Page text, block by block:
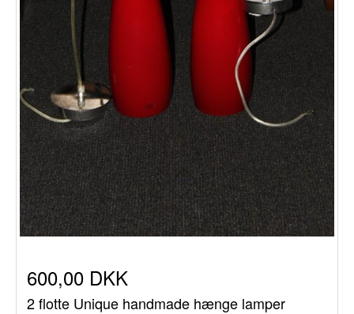
600,00 DKK
2 flotte Unique handmade hænge lamper